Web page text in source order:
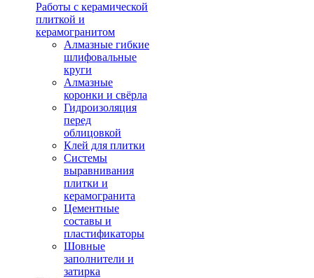
Работы с керамической
плиткой и
керамогранитом
Алмазные гибкие
шлифовальные
круги
Алмазные
коронки и свёрла
Гидроизоляция
перед
облицовкой
Клей для плитки
Системы
выравнивания
плитки и
керамогранита
Цементные
составы и
пластификаторы
Шовные
заполнители и
затирка